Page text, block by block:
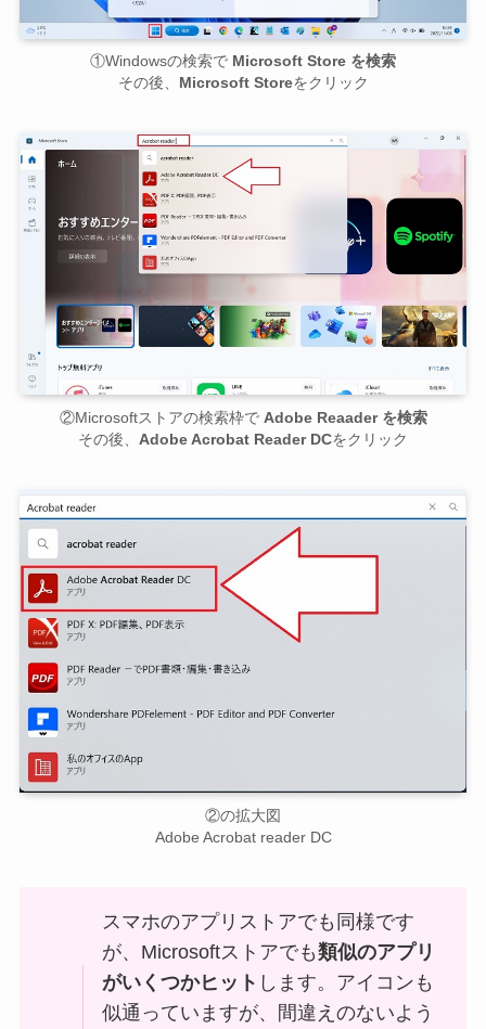
①Windowsの検索で Microsoft Store を検索
その後、 Microsoft Storeをクリック
②Microsoftストアの検索枠で Adobe Reaader を検索
その後、 Adobe Acrobat Reader DCをクリック
②の拡大図
Adobe Acrobat reader DC
スマホのアプリストアでも同様です
が、Microsoftストアでも類似のアプリ
がいくつかヒット します。アイコンも
似通っていますが、間違えのないよう